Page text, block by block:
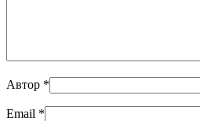
Автор *
Email *